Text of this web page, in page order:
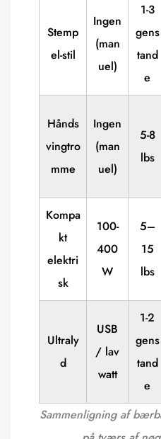
Stemp
el-stil
Ingen
(man
uel)
1-3
gens
tand
e
Hånds
vingtro
mme
Ingen
(man
uel)
5-8
lbs
Kompa
kt
elektri
sk
100-
400
W
5–
15
lbs
Ultraly
d
USB
/ lav
watt
1-2
gens
tand
e
Sammenligning af